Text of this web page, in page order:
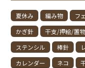
夏休み 編み物 フ
かぎ針
干支/押絵/置
ステンシル
棒針
カレンダー
ネコ